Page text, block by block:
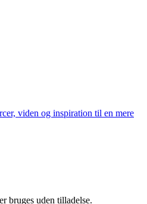
viden og inspiration til en mere
bruges uden tilladelse.